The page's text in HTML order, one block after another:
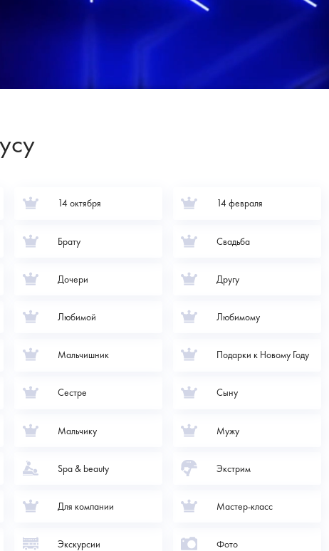
14 октября 14 февраля
Брату Свадьба
Дочери Другу
Любимой Любимому
Мальчишник Подарки к Новому Году
Сестре Сыну
Мальчику Мужу
Spa & beauty Экстрим
Для компании Мастер-класс
Экскурсии Фото